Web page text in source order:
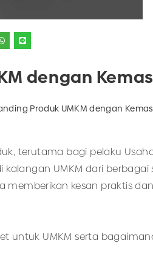
dengan
Produk UMKM dengan
terutama bagi pelaku
UMKM dari
kesan praktis
untuk UMKM serta